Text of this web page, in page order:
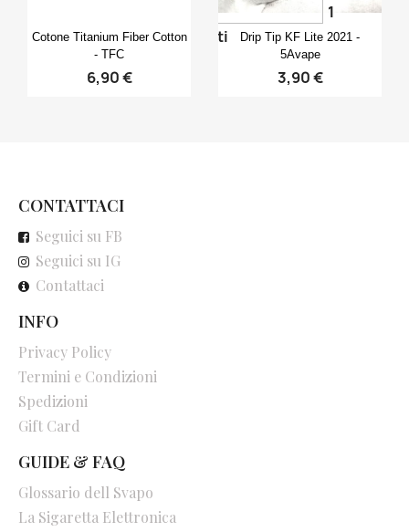
Anteprima
Cotone Titanium Fiber Cotton
- TFC
6,90 €
Anteprima
Drip Tip KF Lite 2021 -
5Avape
3,90 €
1
voti
CONTATTACI
Seguici su FB
Seguici su IG
Contattaci
INFO
Privacy Policy
Termini e Condizioni
Spedizioni
Gift Card
GUIDE & FAQ
Glossario dell Svapo
La Sigaretta Elettronica